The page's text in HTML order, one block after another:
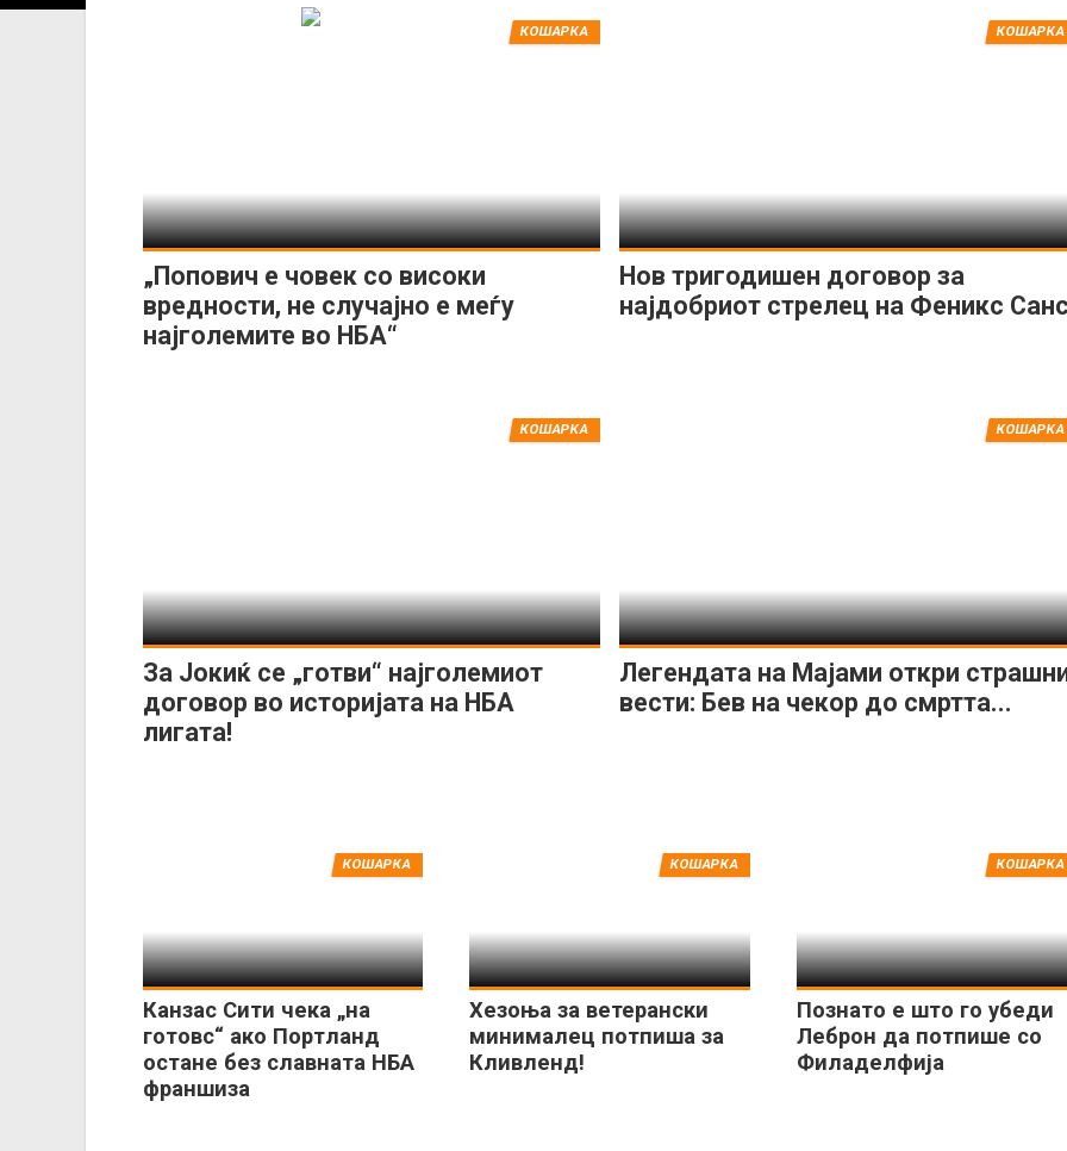
„Попович е човек со високи
вредности, не случајно е меѓу
најголемите во НБА“
КОШАРКА
Нов тригодишен договор за
најдобриот стрелец на Феникс
КОШАРКА
За Јокиќ се „готви“ најголемиот
договор во историјата на НБА
лигата!
КОШАРКА
Легендата на Мајами откри
вести: Бев на чекор до смртта...
КОШАРКА
Канзас Сити чека „на
готовс“ ако Портланд
остане без славната НБА
франшиза
КОШАРКА
Хезоња за ветерански
минималец потпиша за
Кливленд!
КОШАРКА
Познато е што го убеди
Леброн да потпише со
Филаделфија
КОШАРКА